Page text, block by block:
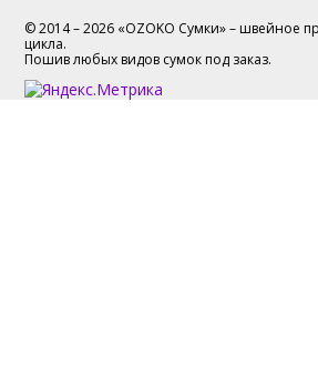
© 2014 – 2026 «OZOKO Сумки» – швейное
цикла.
Пошив любых видов сумок под заказ.